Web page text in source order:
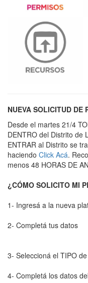
NUEVA SOLICITUD DE
Desde el martes 21/4
DENTRO del Distrito de
ENTRAR al Distrito se
haciendo Click Acá.
menos 48 HORAS DE
¿CÓMO SOLICITO MI
1- Ingresá a la nueva
2- Completá tus datos
3- Seleccioná el TIPO
4- Completá los datos